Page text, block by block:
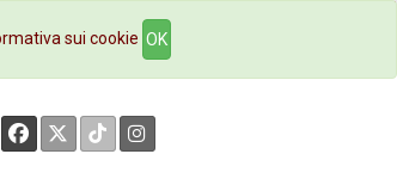
Contattisui cookie OK